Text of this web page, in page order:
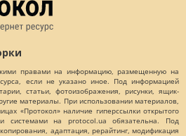
правами на информацию, размещенную на
если не указано иное. Под информацией
статьи, фотоизображения, рисунки, ящик-
материалы. При использовании материалов,
«Протокол» наличие гиперссылки открытого
системами на protocol.ua обязательна. Под
адаптация, рерайтинг, модификация